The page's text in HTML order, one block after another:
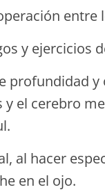
y ejercicios
profundidad
el cerebro
al hacer
en el ojo.